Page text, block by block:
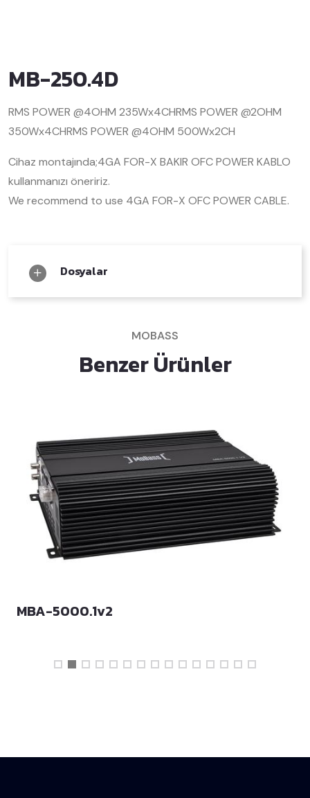
MB-250.4D
RMS POWER @4OHM 235Wx4CHRMS POWER @2OHM
350Wx4CHRMS POWER @4OHM 500Wx2CH
Cihaz montajında;4GA FOR-X BAKIR OFC POWER KABLO
kullanmanızı öneririz.
We recommend to use 4GA FOR-X OFC POWER CABLE.
Dosyalar
MOBASS
Benzer Ürünler
MBA-5000.1v2